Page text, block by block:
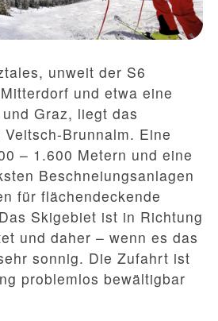
unweit der S6
und etwa eine
Graz, liegt das
Brunnalm. Eine
– 1.600 Metern und eine
Beschneiungsanlagen
für flächendeckende
Skigebiet ist in Richtung
und daher – wenn es das
sonnig. Die Zufahrt ist
problemlos bewältigbar